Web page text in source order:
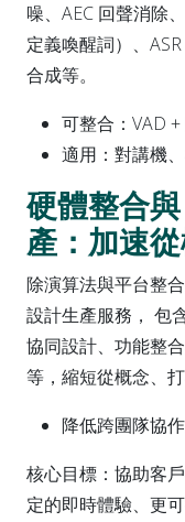
噪、AEC 回聲消除
定義喚醒詞）、
合成等。
可整合：VAD
適用：對講機
硬體整合
產：加速
除演算法與平台整
設計生產服務， 包
協同設計、功能整
等，縮短從概念、
降低跨團隊協
核心目標：協助客
定的即時體驗、更